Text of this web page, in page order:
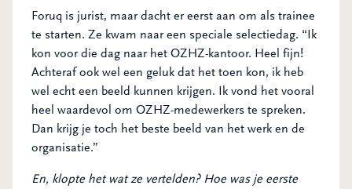
Foruq is jurist, maar dacht er eerst aan om als trainee
te starten. Ze kwam naar een speciale selectiedag. “Ik
kon voor die dag naar het OZHZ-kantoor. Heel fijn!
Achteraf ook wel een geluk dat het toen kon, ik heb
wel echt een beeld kunnen krijgen. Ik vond het vooral
heel waardevol om OZHZ-medewerkers te spreken.
Dan krijg je toch het beste beeld van het werk en de
organisatie.”
En, klopte het wat ze vertelden? Hoe was je eerste